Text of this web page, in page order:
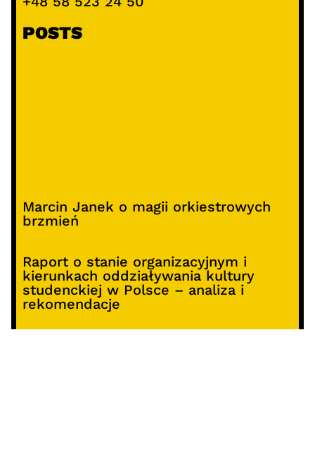
POSTS
Marcin Janek o magii orkiestrowych
brzmień
Raport o stanie organizacyjnym i
kierunkach oddziaływania kultury
studenckiej w Polsce – analiza i
rekomendacje